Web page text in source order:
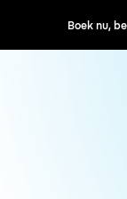
nu, betaal later